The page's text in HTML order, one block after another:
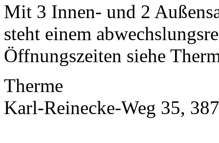
Mit 3 Innen- und 2
steht einem
Öffnungszeiten siehe
Therme
Karl-Reinecke-Weg 35,